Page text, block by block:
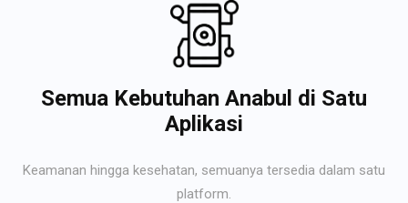
Semua Kebutuhan Anabul di Satu
Aplikasi
Keamanan hingga kesehatan, semuanya tersedia dalam satu
platform.